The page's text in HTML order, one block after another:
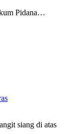
Pidana…
siang di atas